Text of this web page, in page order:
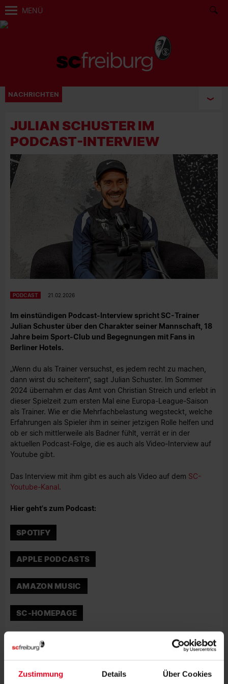
Zustimmung Details Über Cookies
MENÜ
NACHRICHTEN
JULIAN SCHUSTER IM
PODCAST-INTERVIEW
PODCAST 21.02.2026
Im einstündigen Podcast-Interview spricht SC-Trainer
Julian Schuster über den Charakter seiner Mannschaft, 18
Jahre beim Sport-Club und Begegnungen mit Fans in
Berliner Hotels.
„Wenn du als Trainer versuchst, es jedem recht zu machen,
dann wirst du scheitern“, sagt Julian Schuster. Im Sommer
2024 übernahm er das Amt von Christian Streich und erlebt in
dieser Spielzeit zum ersten Mal eine Europa-League-Saison
als Trainer. Wie er die Mehrfachbelastung wegsteckt, welche
Erfahrungen als Spieler ihm in seiner jetzigen Rolle helfen und
ob er sich mittlerweile als Badner fühlt, verrät er in der
aktuellen Podcast-Folge, die es auch als Video-Interview auf
Youtube gibt.
Das Interview mit ihm gibt es auch als Video auf dem SC-
Youtube-Kanal.
Hier geht's zum Podcast:
SPOTIFY
APPLE PODCASTS
AMAZON MUSIC
SC-HOMEPAGE